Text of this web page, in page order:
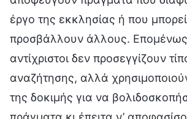
έργο της εκκλησίας ή που
προσβάλλουν άλλους.
αντίχριστοι δεν προσεγγίζουν
αναζήτησης, αλλά
της δοκιμής για να